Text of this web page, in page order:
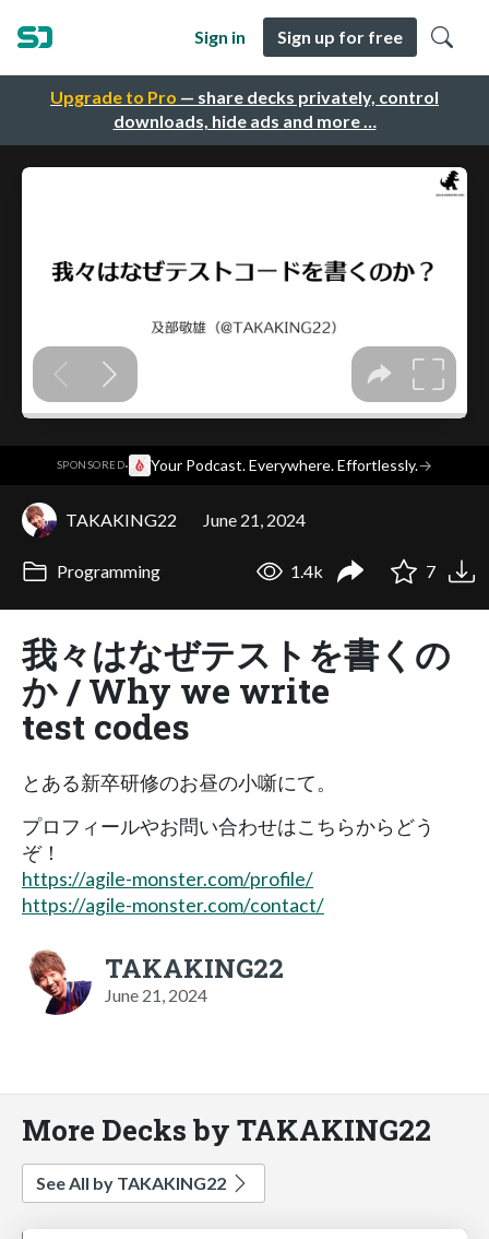
Upgrade to Pro — share decks privately, control
downloads, hide ads and more …
Sign in Sign up for free
SPONSORED· Your Podcast. Everywhere. Effortlessly.→
TAKAKING22 June 21, 2024
Programming 1.4k 7
我々はなぜテストを書くの
か / Why we write
test codes
とある新卒研修のお昼の小噺にて。
プロフィールやお問い合わせはこちらからどう
ぞ！
https://agile-monster.com/profile/
https://agile-monster.com/contact/
TAKAKING22
June 21, 2024
More Decks by TAKAKING22
See All by TAKAKING22